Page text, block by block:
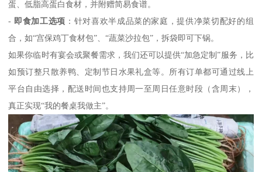
蛋、低脂高蛋白食材，并附赠简易食谱。
- 即食加工选项 ：针对喜欢半成品菜的家庭，提供净菜切配好的组
合，如“宫保鸡丁食材包”、“蔬菜沙拉包”，拆袋即可下锅。
如果你临时有宴会或聚餐需求，我们还可以提供“加急定制”服务，比
如预订整只散养鸭、定制节日水果礼盒等。所有订单都可通过线上
平台自由选择，配送时间也支持周一至周日任意时段（含周末），
真正实现“我的餐桌我做主”。